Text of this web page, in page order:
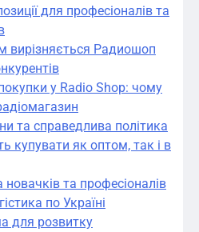
для професіоналів та
вирізняється Радиошоп
у Radio Shop: чому
та справедлива політика
купувати як оптом, так і в
та професіоналів
по Україні
для розвитку